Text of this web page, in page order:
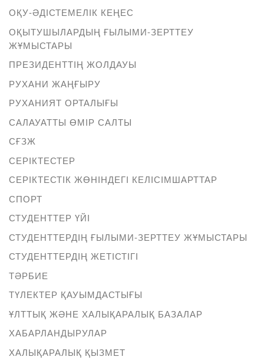
ОҚУ-ӘДІСТЕМЕЛІК КЕҢЕС
ОҚЫТУШЫЛАРДЫҢ ҒЫЛЫМИ-ЗЕРТТЕУ
ЖҰМЫСТАРЫ
ПРЕЗИДЕНТТІҢ ЖОЛДАУЫ
РУХАНИ ЖАҢҒЫРУ
РУХАНИЯТ ОРТАЛЫҒЫ
САЛАУАТТЫ ӨМІР САЛТЫ
СҒЗЖ
СЕРІКТЕСТЕР
СЕРІКТЕСТІК ЖӨНІНДЕГІ КЕЛІСІМШАРТТАР
СПОРТ
СТУДЕНТТЕР ҮЙІ
СТУДЕНТТЕРДІҢ ҒЫЛЫМИ-ЗЕРТТЕУ ЖҰМЫСТАРЫ
СТУДЕНТТЕРДІҢ ЖЕТІСТІГІ
ТӘРБИЕ
ТҮЛЕКТЕР ҚАУЫМДАСТЫҒЫ
ҰЛТТЫҚ ЖӘНЕ ХАЛЫҚАРАЛЫҚ БАЗАЛАР
ХАБАРЛАНДЫРУЛАР
ХАЛЫҚАРАЛЫҚ ҚЫЗМЕТ